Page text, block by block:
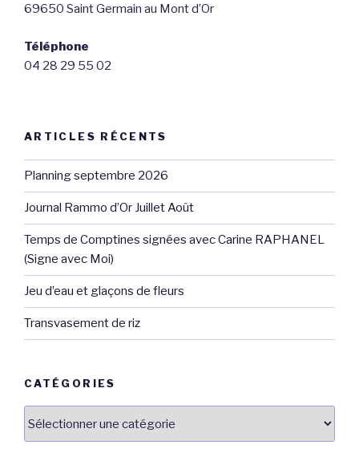
69650 Saint Germain au Mont d’Or
Téléphone
04 28 29 55 02
ARTICLES RÉCENTS
Planning septembre 2026
Journal Rammo d’Or Juillet Août
Temps de Comptines signées avec Carine RAPHANEL
(Signe avec Moi)
Jeu d’eau et glaçons de fleurs
Transvasement de riz
CATÉGORIES